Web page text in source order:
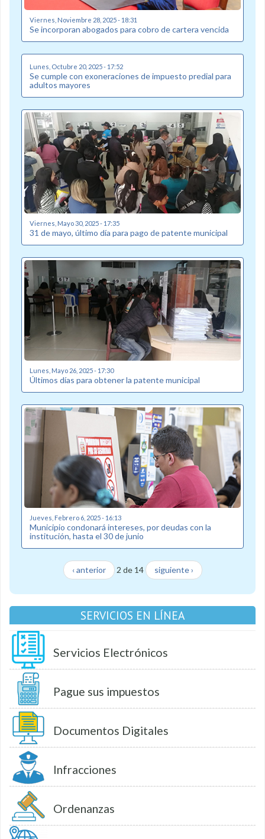
Viernes, Noviembre 28, 2025 - 18:31
Se incorporan abogados para cobro de cartera vencida
Lunes, Octubre 20, 2025 - 17:52
Se cumple con exoneraciones de impuesto predial para
adultos mayores
Viernes, Mayo 30, 2025 - 17:35
31 de mayo, último día para pago de patente municipal
Lunes, Mayo 26, 2025 - 17:30
Últimos días para obtener la patente municipal
Jueves, Febrero 6, 2025 - 16:13
Municipio condonará intereses, por deudas con la
institución, hasta el 30 de junio
‹ anterior 2 de 14 siguiente ›
SERVICIOS EN LÍNEA
Servicios Electrónicos
Pague sus impuestos
Documentos Digitales
Infracciones
Ordenanzas